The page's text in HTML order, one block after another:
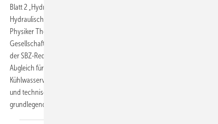
Blatt 2 „Hydraulik in Anlagen der technischen Gebäudeausrüstung –
Hydraulischer Abgleich“, Dipl.-Ingenieur Ingo Fabricius, und Dipl.-
Physiker Thomas Wollstein, wissenschaftlicher Mitarbeiter der VDI-
Gesellschaft Bauen und Gebäudetechnik, machen im Interview mit
der SBZ-Redakteurin Katrin Drogatz-Krämer den hydraulischen
Abgleich für neue und bestehende Heiz- und
Kühlwasserverteilsysteme greifbar. Sie erörtern praxisnah Bedeutung
und technische Herangehensweise an einen für das Handwerk
grundlegenden und strategisch wichtigen